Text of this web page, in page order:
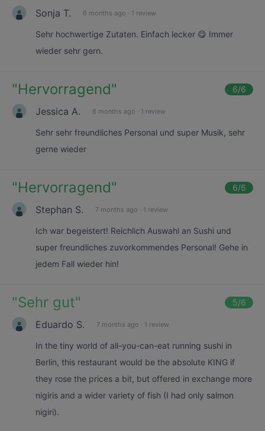
Sonja T. 6 months ago · 1 review
Sehr hochwertige Zutaten. Einfach lecker 😋 Immer
wieder sehr gern.
"Hervorragend" 6/6
Jessica A. 6 months ago · 1 review
Sehr sehr freundliches Personal und super Musik, sehr
gerne wieder
"Hervorragend" 6/6
Stephan S. 7 months ago · 1 review
Ich war begeistert! Reichlich Auswahl an Sushi und
super freundliches zuvorkommendes Personal! Gehe in
jedem Fall wieder hin!
"Sehr gut" 5/6
Eduardo S. 7 months ago · 1 review
In the tiny world of all-you-can-eat running sushi in
Berlin, this restaurant would be the absolute KING if
they rose the prices a bit, but offered in exchange more
nigiris and a wider variety of fish (I had only salmon
nigiri).